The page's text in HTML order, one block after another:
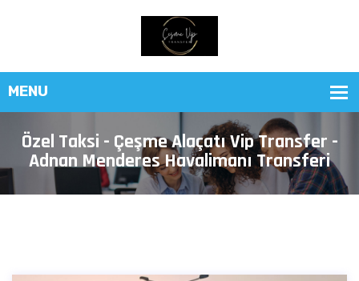
Özel Taksi - Çeşme Alaçatı Vip Transfer -
Adnan Menderes Havalimanı Transferi